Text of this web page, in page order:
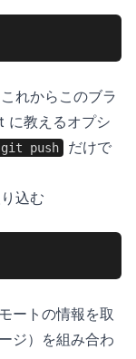
れからこのブラ
に教えるオプシ
git push
だけで
込む
モートの情報を取
ジ）を組み合わ